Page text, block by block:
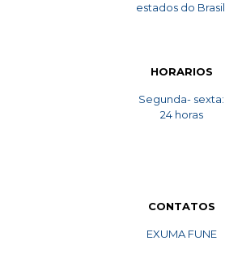
estados do Brasil.
HORARIOS
Segunda- sexta:
24 horas
CONTATOS
EXUMA FUNE